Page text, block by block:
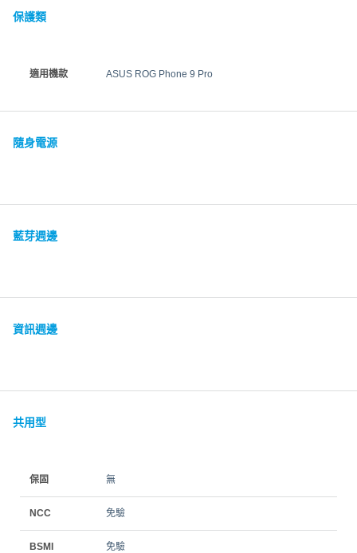
保護類
適用機款 ASUS ROG Phone 9 Pro
隨身電源
藍芽週邊
資訊週邊
共用型
保固 無
NCC 免驗
BSMI 免驗